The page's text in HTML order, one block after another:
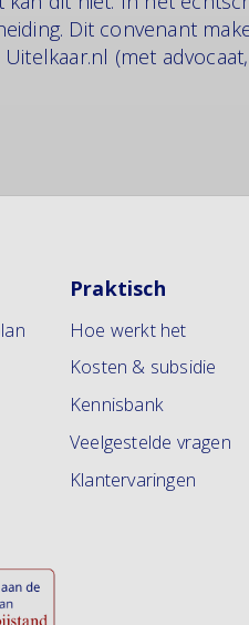
Dit convenant
(met
Praktisch
Hoe werkt het
Kosten & subsidie
Kennisbank
Veelgestelde vragen
Klantervaringen